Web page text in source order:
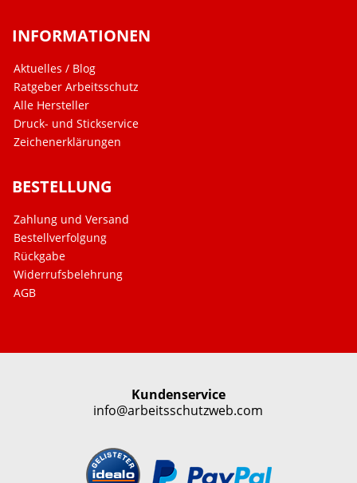
INFORMATIONEN
Aktuelles / Blog
Ratgeber Arbeitsschutz
Alle Hersteller
Druck- und Stickservice
Zeichenerklärungen
BESTELLUNG
Zahlung und Versand
Bestellverfolgung
Rückgabe
Widerrufsbelehrung
AGB
Kundenservice
info@arbeitsschutzweb.com